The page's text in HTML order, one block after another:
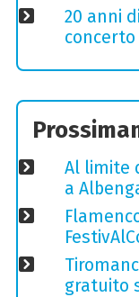
20 anni
concerto
Al limite
a
gratuito